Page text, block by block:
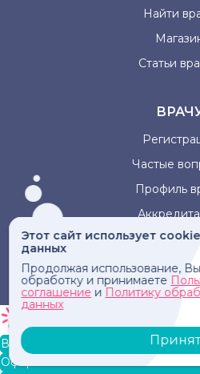
Этот сайт использует
данных
Продолжая использование,
обработку и принимаете
соглашение и Политику
данных
Найти
Статьи
Частые
Профиль
Информация, представленная
использована для
лечения и не
В корзину
Оформление заказа